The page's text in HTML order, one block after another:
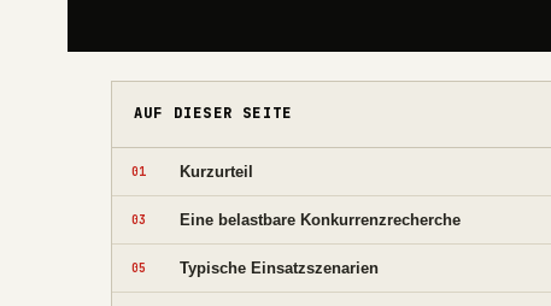
AUF DIESER SEITE
01 Kurzurteil
03 Eine belastbare Konkurrenzrecherche
05 Typische Einsatzszenarien